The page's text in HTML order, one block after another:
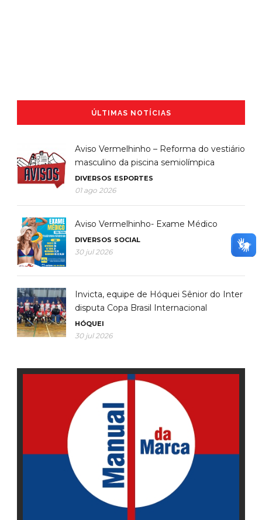
ÚLTIMAS NOTÍCIAS
Aviso Vermelhinho – Reforma do vestiário
masculino da piscina semiolímpica
DIVERSOS ESPORTES
01 ago 2026
Aviso Vermelhinho- Exame Médico
DIVERSOS SOCIAL
30 jul 2026
Invicta, equipe de Hóquei Sênior do Inter
disputa Copa Brasil Internacional
HÓQUEI
30 jul 2026